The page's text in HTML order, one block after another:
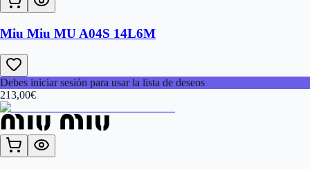
Miu Miu MU A04S 14L6M
Debes iniciar sesión para usar la lista de deseos
213,00€